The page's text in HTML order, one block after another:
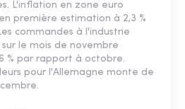
L'inflation en zone euro
première estimation à 2,3 %
commandes à l'industrie
le mois de novembre
% par rapport à octobre.
pour l'Allemagne monte de